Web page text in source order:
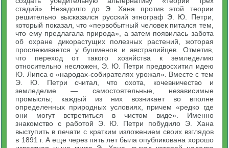
стадий». Незадолго до Э. Хана против этой теории
решительно высказался русский этнограф Э. Ю. Петри,
который показал, что «первобытный человек питался тем,
что ему предлагала природа», а затем появилась забота
об охране дикорастущих полезных растений, жоторая
прослеживается у бушменов и австралийцев. Отметив,
что переход от такого хозяйства к земледелию
относительно несложен, Э. Ю. Петри предвосхитил идею
Ю. Липса о «народах-собирателях урожая». Вместе с тем
Э. Ю. Петри считал, что охота, кочевничество и
земледелие — самостоятельные, независимые
промыслы; каждый из них возникает во вполне
определенных природных условиях, причем «редко где
они могут встретиться в чистом виде». Именно
знакомство с работой Э. Ю. Петри побудило Э. Хана
выступить в печати с кратким изложением своих взглядов
в 1891 г. А еще через пять лет была опубликована хорошо